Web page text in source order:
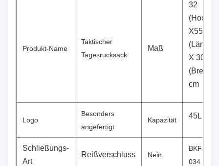
Produkt-Name
Taktischer
Tagesrucksack
Maß
32
(Hoch)
X55
(Länge)
X 30
(Breite)
cm
Logo
Besonders
angefertigt
Kapazität 45L
Schließungs-
Art
Reißverschluss Nein.
BKF-
034